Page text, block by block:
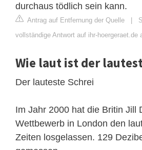
durchaus tödlich sein kann.
Antrag auf Entfernung der Quelle |
vollständige Antwort auf ihr-hoergeraet.de
Wie laut ist der
Der lauteste Schrei
Im Jahr 2000 hat die Britin Jill
Wettbewerb in London den
Zeiten losgelassen. 129